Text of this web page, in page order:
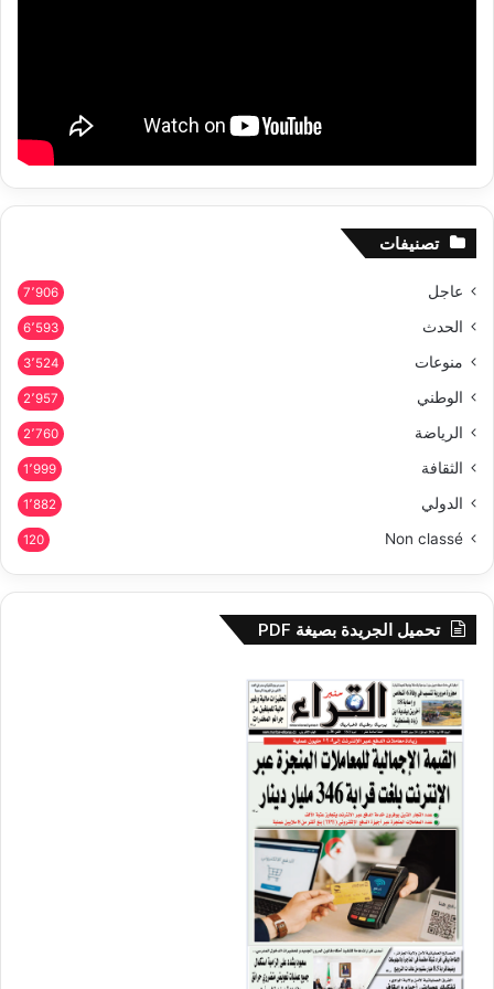
تصنيفات
عاجل 7٬906
الحدث 6٬593
منوعات 3٬524
الوطني 2٬957
الرياضة 2٬760
الثقافة 1٬999
الدولي 1٬882
Non classé
120
تحميل الجريدة بصيغة PDF